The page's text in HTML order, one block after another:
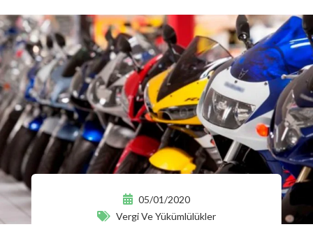
05/01/2020
Vergi Ve Yükümlülükler